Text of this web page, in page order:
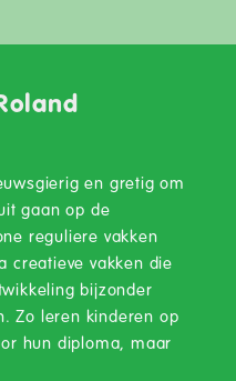
en gretig om
gaan op de
reguliere vakken
creatieve vakken die
bijzonder
Zo leren kinderen op
hun diploma, maar